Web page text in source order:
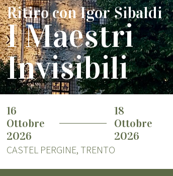
Ritiro con Igor Sibaldi
I Maestri
Invisibili
16
Ottobre
2026
18
Ottobre
2026
CASTEL PERGINE, TRENTO